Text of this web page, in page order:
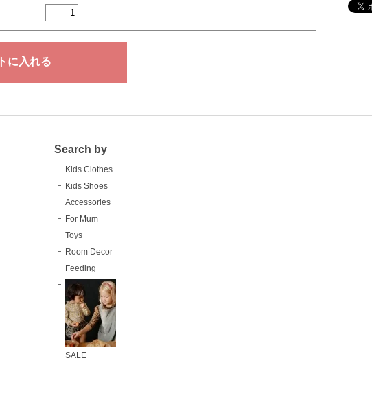
Search by
Kids Clothes
Kids Shoes
Accessories
For Mum
Toys
Room Decor
Feeding
SALE